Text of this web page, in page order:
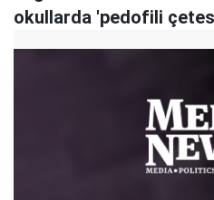
okullarda 'pedofili